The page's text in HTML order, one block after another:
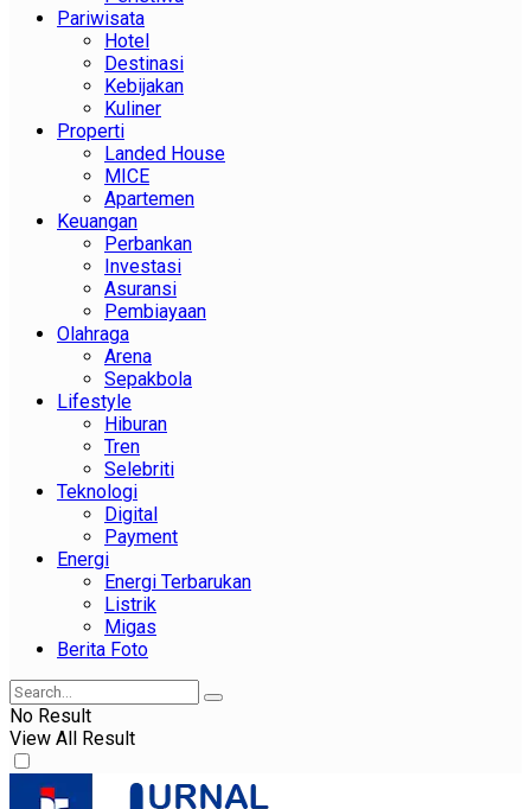
Pariwisata
Hotel
Destinasi
Kebijakan
Kuliner
Properti
Landed House
MICE
Apartemen
Keuangan
Perbankan
Investasi
Asuransi
Pembiayaan
Olahraga
Arena
Sepakbola
Lifestyle
Hiburan
Tren
Selebriti
Teknologi
Digital
Payment
Energi
Energi Terbarukan
Listrik
Migas
Berita Foto
No Result
View All Result